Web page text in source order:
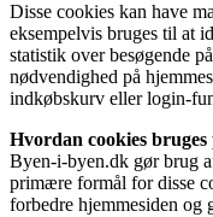
Disse cookies kan have
eksempelvis bruges til at
statistik over besøgende
nødvendighed på
indkøbskurv eller login-
Hvordan cookies bruges
Byen-i-byen.dk gør brug
primære formål for disse
forbedre hjemmesiden og